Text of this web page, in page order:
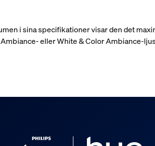
i sina specifikationer visar den det
eller White & Color Ambiance-